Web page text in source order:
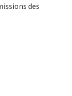
des